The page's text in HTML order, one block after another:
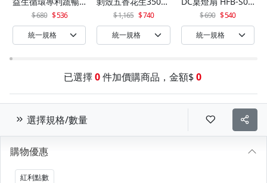
配方輕體順暢(30包/
盒)x1
680 536
+罐裝原味烘焙腰果
320G
1,165 740 690 540
已選擇 0 件加價購商品，金額$ 0
選擇規格/數量
購物優惠
紅利點數